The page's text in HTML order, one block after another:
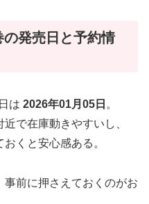
発売日と予約情
は 2026年01月05日 。
で在庫動きやすいし、
くと安心感ある。
前に押さえておくのがお